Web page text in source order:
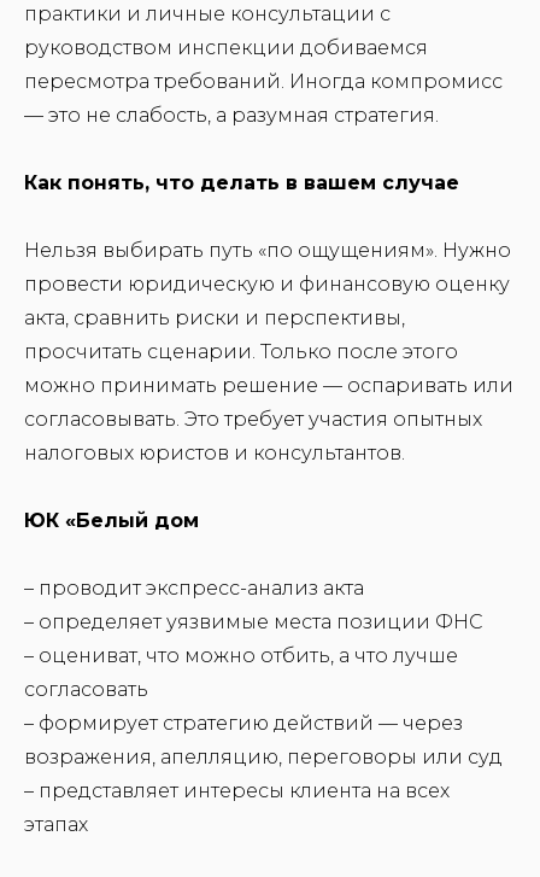
практики и личные консультации с
руководством инспекции добиваемся
пересмотра требований. Иногда компромисс
— это не слабость, а разумная стратегия.
Как понять, что делать в вашем случае
Нельзя выбирать путь «по ощущениям». Нужно
провести юридическую и финансовую оценку
акта, сравнить риски и перспективы,
просчитать сценарии. Только после этого
можно принимать решение — оспаривать или
согласовывать. Это требует участия опытных
налоговых юристов и консультантов.
ЮК «Белый дом
– проводит экспресс-анализ акта
– определяет уязвимые места позиции ФНС
– оцениват, что можно отбить, а что лучше
согласовать
– формирует стратегию действий — через
возражения, апелляцию, переговоры или суд
– представляет интересы клиента на всех
этапах